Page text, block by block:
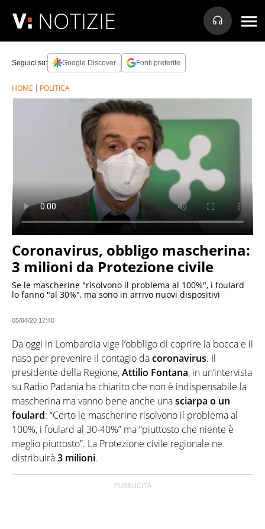
NOTIZIE
Seguici su: Google Discover Fonti preferite
HOME POLITICA
Coronavirus, obbligo mascherina:
3 milioni da Protezione civile
Se le mascherine "risolvono il problema al 100%", i foulard
lo fanno "al 30%", ma sono in arrivo nuovi dispositivi
05/04/20 17:40
Da oggi in Lombardia vige l’obbligo di coprire la bocca e il
naso per prevenire il contagio dacoronavirus. Il
presidente della Regione,Attilio Fontana, in un’intervista
su Radio Padania ha chiarito che non è indispensabile la
mascherina ma vanno bene anche unasciarpa o un
foulard: “Certo le mascherine risolvono il problema al
100%, i foulard al 30-40%” ma “piuttosto che niente è
meglio piuttosto”. La Protezione civile regionale ne
distribuirà3 milioni.